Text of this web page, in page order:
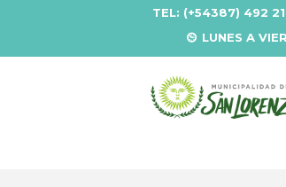
TEL: (+54387) 492
LUNES A